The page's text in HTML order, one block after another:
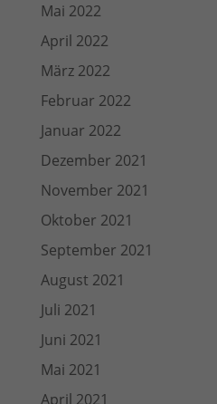
Mai 2022
April 2022
März 2022
Februar 2022
Januar 2022
Dezember 2021
November 2021
Oktober 2021
September 2021
August 2021
Juli 2021
Juni 2021
Mai 2021
April 2021